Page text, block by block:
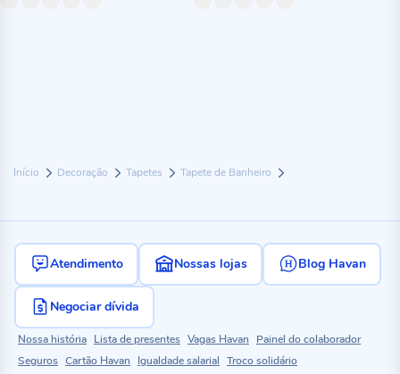
Início Decoração Tapetes Tapete de Banheiro
Atendimento Nossas lojas Blog Havan
Negociar dívida
Nossa história Lista de presentes Vagas Havan
Painel do colaborador
Seguros Cartão Havan Igualdade salarial Troco solidário